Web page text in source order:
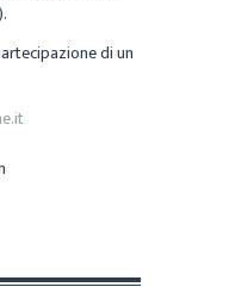
di un